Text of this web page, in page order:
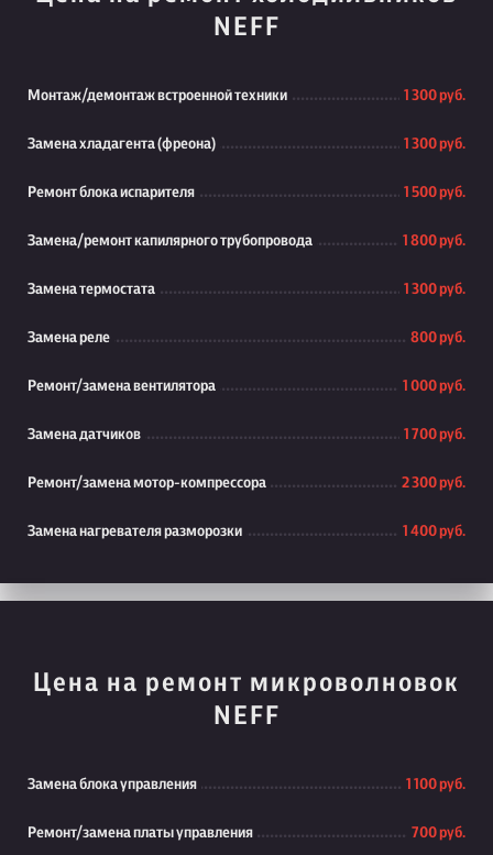
NEFF
Монтаж/демонтаж встроенной техники 1 300 руб.
Замена хладагента (фреона) 1 300 руб.
Ремонт блока испарителя 1 500 руб.
Замена/ремонт капилярного трубопровода 1 800 руб.
Замена термостата 1 300 руб.
Замена реле 800 руб.
Ремонт/замена вентилятора 1 000 руб.
Замена датчиков 1 700 руб.
Ремонт/замена мотор-компрессора 2 300 руб.
Замена нагревателя разморозки 1 400 руб.
Цена на ремонт микроволновок
NEFF
Замена блока управления 1 100 руб.
Ремонт/замена платы управления 700 руб.